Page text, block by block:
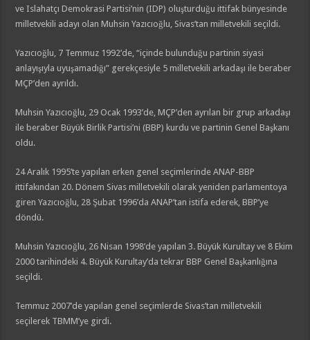
ve Islahatçı Demokrasi Partisi’nin (IDP) oluşturduğu ittifak bünyesinde
milletvekili adayı olan Muhsin Yazıcıoğlu, Sivas’tan milletvekili seçildi.
Yazıcıoğlu, 7 Temmuz 1992’de, “içinde bulunduğu partinin siyasi
anlayışıyla uyuşamadığı” gerekçesiyle 5 milletvekili arkadaşı ile beraber
MÇP’den ayrıldı.
Muhsin Yazıcıoğlu, 29 Ocak 1993’de, MÇP’den ayrılan bir grup arkadaşı
ile beraber Büyük Birlik Partisi’ni (BBP) kurdu ve partinin Genel Başkanı
oldu.
24 Aralık 1995’te yapılan erken genel seçimlerinde ANAP-BBP
ittifakından 20. Dönem Sivas milletvekili olarak yeniden parlamentoya
giren Yazıcıoğlu, 28 Şubat 1996’da ANAP’tan istifa ederek, BBP’ye
döndü.
Muhsin Yazıcıoğlu, 26 Nisan 1998’de yapılan 3. Büyük Kurultay ve 8 Ekim
2000 tarihindeki 4. Büyük Kurultay’da tekrar BBP Genel Başkanlığına
seçildi.
Temmuz 2007’de yapılan genel seçimlerde Sivas’tan milletvekili
seçilerek TBMM’ye girdi.